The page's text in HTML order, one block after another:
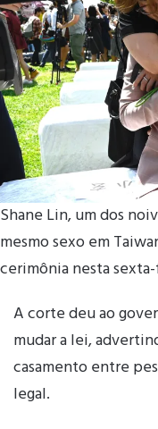
Shane Lin, um dos
mesmo sexo em
cerimônia nesta
A corte deu ao
mudar a lei,
casamento entre
legal.